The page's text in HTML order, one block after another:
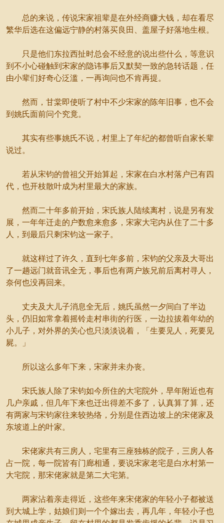
总的来说，传说宋家祖辈是在外经商赚大钱，却在看尽
繁华后选在这偏远宁静的村落买良田、盖屋子好落地生根。
只是他们东拉西扯时总会不经意的说出些什么，等意识
到不小心碰触到宋家的隐讳事后又默契一致的急转话题，任
由小辈们好奇心泛滥，一再询问也不肯再提。
然而，甘棠即使听了村中不少宋家的陈年旧事，也不会
到姚氏面前问个究竟。
其实有些事姚氏不说，村里上了年纪的都曾听自家长辈
说过。
若从宋钧的曾祖父开始算起，宋家在白水村落户已有四
代，也开枝散叶成为村里最大的家族。
然而二十年多前开始，宋氏族人陆续离村，说是另有发
展，一年年迁走的户数愈来愈多，宋家大宅内从住了二十多
人，到最后只剩宋钧这一家子。
就这样过了许久，直到七年多前，宋钧的父亲及大哥出
了一趟远门就音讯全无，事后也有两户族兄前后离村寻人，
奈何也没再回来。
丈夫及大儿子消息全无后，姚氏虽然一夕间白了半边
头，仍旧如常拿着摇铃走村串街的行医，一边拉拔着年幼的
小儿子，对外界的关心也只淡淡说着，「生要见人，死要见
屍。」
所以这么多年下来，宋家并未办丧。
宋氏族人除了宋钧如今所住的大宅院外，早年附近也有
几户亲戚，但几年下来也迁出得差不多了，认真算了算，还
有两家与宋钧家往来较热络，分别是住西边坡上的宋佬家及
东坡道上的叶家。
宋佬家共有三房人，宅里有三座独栋的院子，三房人各
占一院，每一院皆有门廊相通，要说宋家老宅是白水村第一
大宅院，那宋佬家就是第二大宅第。
两家沾着亲走得近，这些年来宋佬家的年轻小子都被送
到大城上学，姑娘们则一个个嫁出去，再几年，年轻小子也